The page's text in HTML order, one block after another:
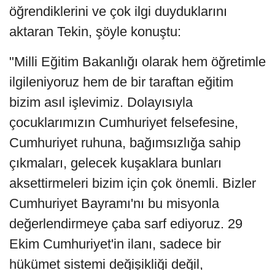
öğrendiklerini ve çok ilgi duyduklarını
aktaran Tekin, şöyle konuştu:
"Milli Eğitim Bakanlığı olarak hem öğretimle
ilgileniyoruz hem de bir taraftan eğitim
bizim asıl işlevimiz. Dolayısıyla
çocuklarımızın Cumhuriyet felsefesine,
Cumhuriyet ruhuna, bağımsızlığa sahip
çıkmaları, gelecek kuşaklara bunları
aksettirmeleri bizim için çok önemli. Bizler
Cumhuriyet Bayramı'nı bu misyonla
değerlendirmeye çaba sarf ediyoruz. 29
Ekim Cumhuriyet'in ilanı, sadece bir
hükümet sistemi değişikliği değil,